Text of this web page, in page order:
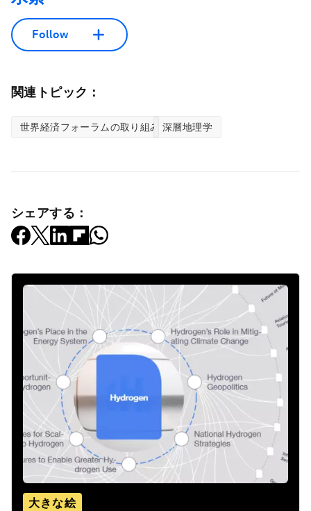
Follow
関連トピック：
世界経済フォーラムの取り組み 深層地理学
シェアする：
大きな絵